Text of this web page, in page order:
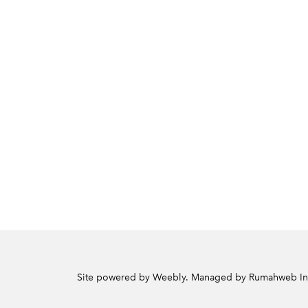
Site powered by Weebly. Managed by Rumahweb